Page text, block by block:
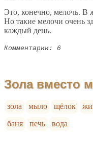
Это, конечно, мелочь. В
Но такие мелочи очень
каждый день.
Комментарии: 6
Зола вместо
зола мыло щёлок
баня
печь вода